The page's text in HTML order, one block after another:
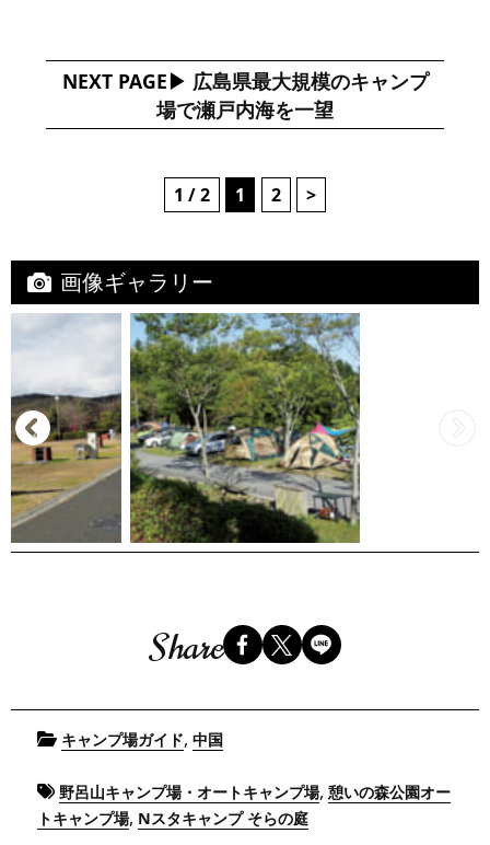
NEXT PAGE
広島県最大規模のキャンプ
場で瀬戸内海を一望
1 / 2 1 2 >
画像ギャラリー
Share
Posted
キャンプ場ガイド, 中国
Tagged
野呂山キャンプ場・オートキャンプ場, 憩いの森公園オー
トキャンプ場, Nスタキャンプ そらの庭